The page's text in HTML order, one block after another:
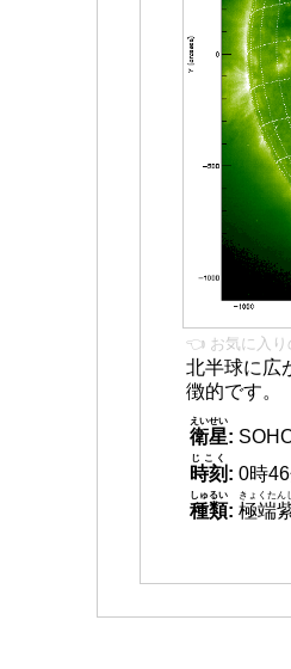
👈 お気に入り
北半球に広
徴的です。
衛星
えいせい
:
時刻
じこく
: 0時
種類
しゅるい
: 極端
きょくたん